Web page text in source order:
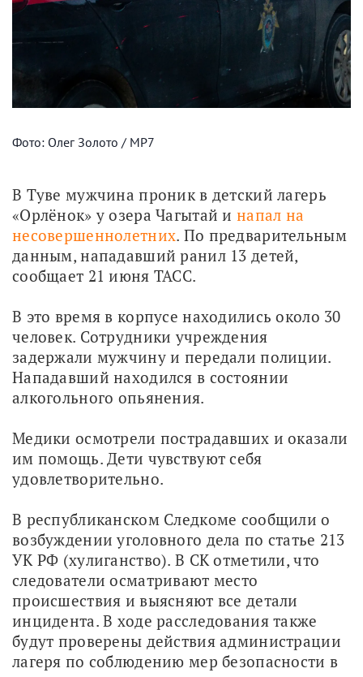
Фото: Олег Золото / МР7
В Туве мужчина проник в детский лагерь
«Орлёнок» у озера Чагытай и напал на
несовершеннолетних. По предварительным
данным, нападавший ранил 13 детей,
сообщает 21 июня ТАСС.
В это время в корпусе находились около 30
человек. Сотрудники учреждения
задержали мужчину и передали полиции.
Нападавший находился в состоянии
алкогольного опьянения.
Медики осмотрели пострадавших и оказали
им помощь. Дети чувствуют себя
удовлетворительно.
В республиканском Следкоме сообщили о
возбуждении уголовного дела по статье 213
УК РФ (хулиганство). В СК отметили, что
следователи осматривают место
происшествия и выясняют все детали
инцидента. В ходе расследования также
будут проверены действия администрации
лагеря по соблюдению мер безопасности в